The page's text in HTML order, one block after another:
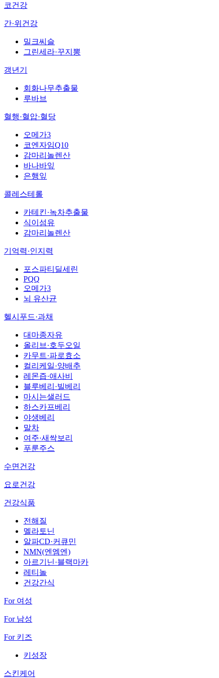
코건강
간·위건강
밀크씨슬
그린세라·꾸지뽕
갱년기
회화나무추출물
루바브
혈행·혈압·혈당
오메가3
코엔자임Q10
감마리놀렌산
바나바잎
은행잎
콜레스테롤
카테킨·녹차추출물
식이섬유
감마리놀렌산
기억력·인지력
포스파티딜세린
PQQ
오메가3
뇌 유산균
헬시푸드·과채
대마종자유
올리브·호두오일
카무트·파로효소
컬리케일·양배추
레몬즙·애사비
블루베리·빌베리
마시는샐러드
하스카프베리
야생베리
말차
여주·새싹보리
푸룬주스
수면건강
요로건강
건강식품
전해질
멜라토닌
알파CD·커큐민
NMN(엔엠엔)
아르기닌·블랙마카
레티놀
건강간식
For 여성
For 남성
For 키즈
키성장
스킨케어